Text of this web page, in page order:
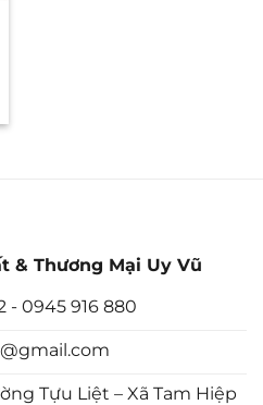
& Thương Mại Uy Vũ
- 0945 916 880
Tựu Liệt – Xã Tam Hiệp